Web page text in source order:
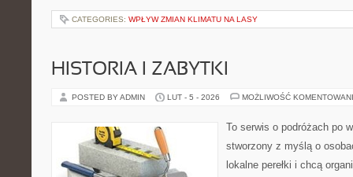
CATEGORIES: WPŁYW ZMIAN KLIMATU NA LASY
HISTORIA I ZABYTKI
POSTED BY ADMIN LUT - 5 - 2026 MOŻLIWOŚĆ
To serwis o podróżach po
stworzony z myślą o
lokalne perełki i chcą